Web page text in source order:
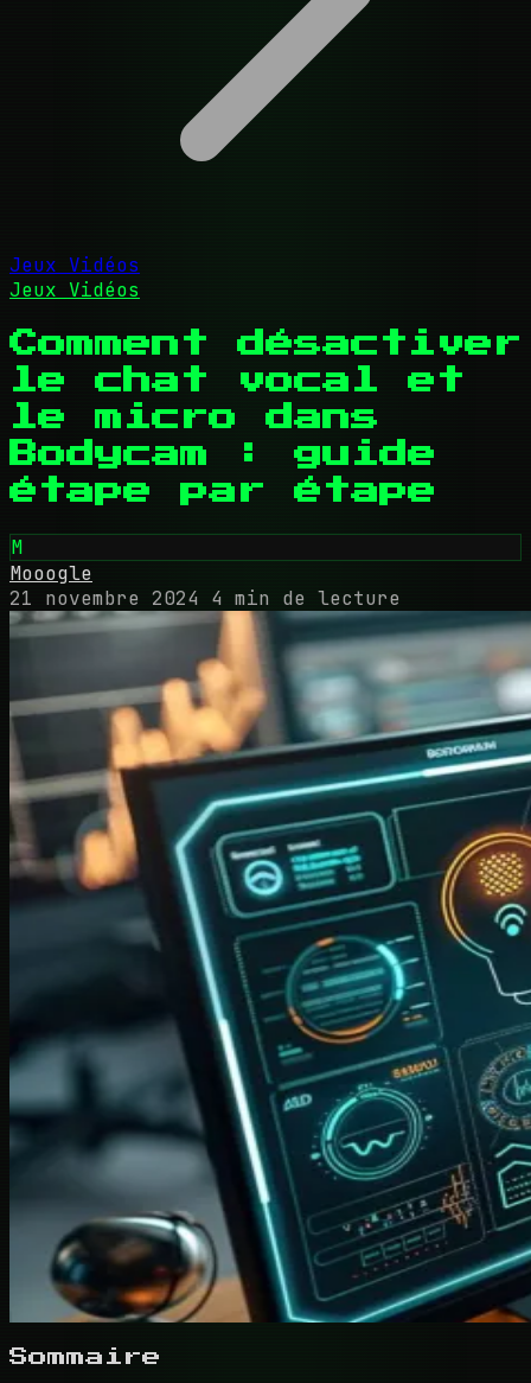
Jeux Vidéos
Jeux Vidéos
Comment désactiver
le chat vocal et
le micro dans
Bodycam : guide
étape par étape
M
Mooogle
21 novembre 2024 4 min de lecture
Sommaire